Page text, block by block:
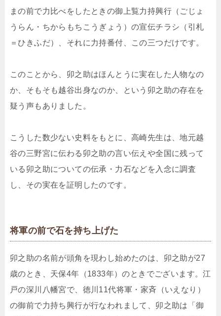
まの前で力比べをしたときの御上覧力持興行（ごじょ
うらん・ちからもちこうぎょう）の宣伝チラシ（引札
＝ひきふだ）、それに力持番付、この三つだけです。
このことから、卯之助はほんとうに実在した人物なの
か、そもそも越谷出身なのか、という卯之助の存在を
疑う声もありました。
こうした数少ない史料をもとに、高崎先生は、地元越
谷の三野宮に伝わる卯之助の言い伝えや全国に残って
いる卯之助についての伝承・力石などを入念に調査
し、その実在を証明したのです。
将軍の前で石を持ち上げた
卯之助の名前が頭角を現わし始めたのは、卯之助が27
歳のとき、天保4年（1833年）のときでございます。江
戸の深川八幡宮で、徳川11代将軍・家斉（いえなり）
の御前で力持ち興行が行なわれまして、卯之助は「御